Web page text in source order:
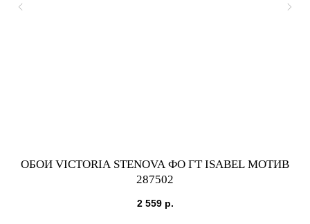
ОБОИ VICTORIA STENOVA ФО ГТ ISABEL МОТИВ
287502
2 559 р.